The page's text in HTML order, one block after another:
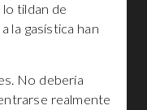
tildan de
la gasística han
No debería
realmente